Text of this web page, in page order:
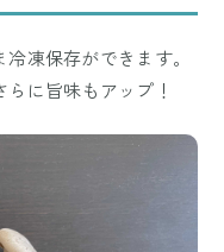
凍保存ができます。
に旨味もアップ！